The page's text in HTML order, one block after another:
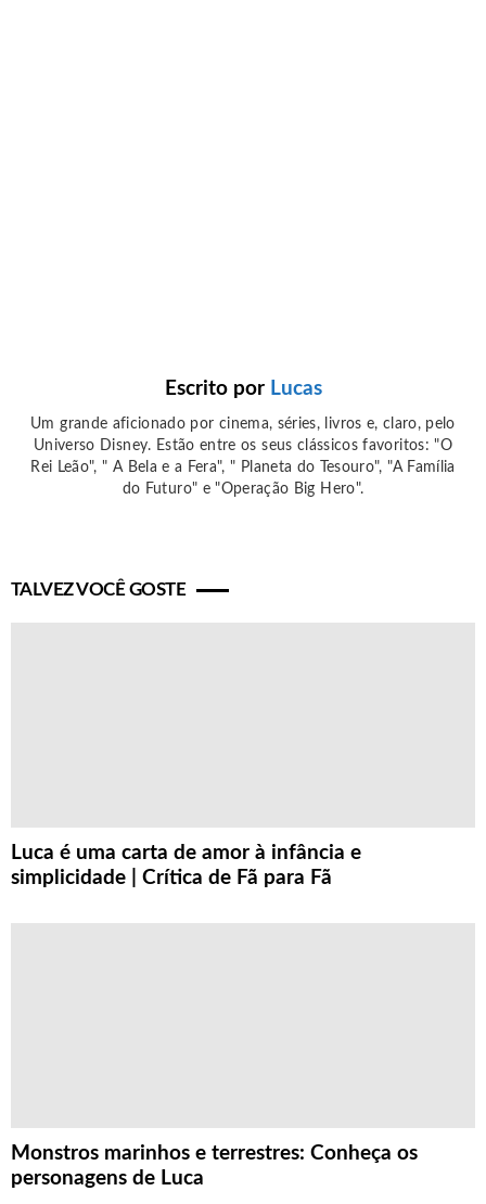
Escrito por Lucas
Um grande aficionado por cinema, séries, livros e, claro, pelo
Universo Disney. Estão entre os seus clássicos favoritos: "O
Rei Leão", " A Bela e a Fera", " Planeta do Tesouro", "A Família
do Futuro" e "Operação Big Hero".
TALVEZ VOCÊ GOSTE
Luca é uma carta de amor à infância e
simplicidade | Crítica de Fã para Fã
Monstros marinhos e terrestres: Conheça os
personagens de Luca